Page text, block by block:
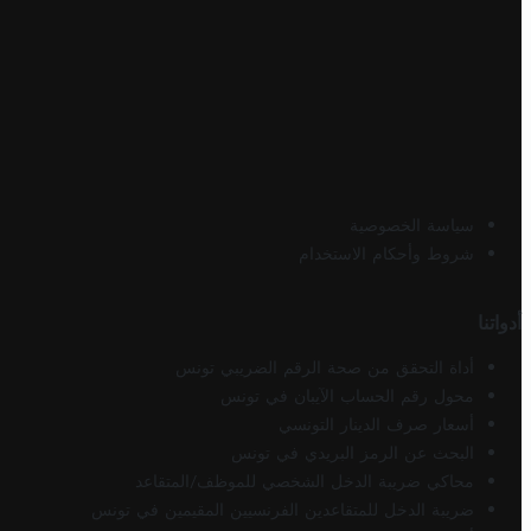
سياسة الخصوصية
شروط وأحكام الاستخدام
أدواتنا
أداة التحقق من صحة الرقم الضريبي تونس
محول رقم الحساب الآيبان في تونس
أسعار صرف الدينار التونسي
البحث عن الرمز البريدي في تونس
محاكي ضريبة الدخل الشخصي للموظف/المتقاعد
ضريبة الدخل للمتقاعدين الفرنسيين المقيمين في تونس